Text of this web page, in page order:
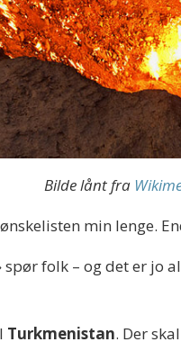
Bilde lånt fra
min lenge.
spør folk – og det er jo
Turkmenistan. Der